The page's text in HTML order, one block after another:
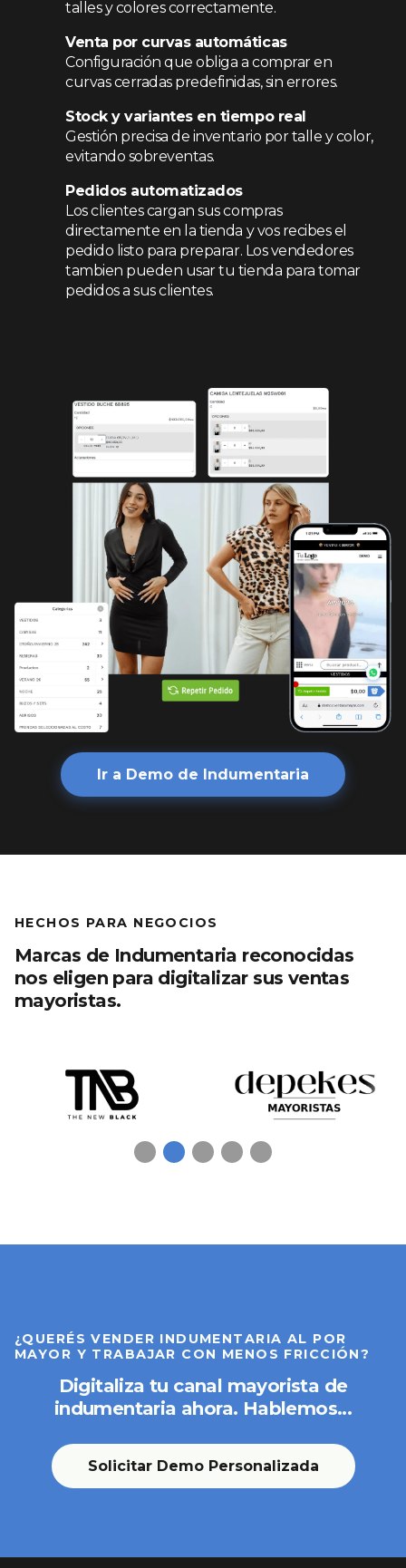
talles y colores correctamente.
Venta por curvas automáticas
Configuración que obliga a comprar en
curvas cerradas predefinidas, sin errores.
Stock y variantes en tiempo real
Gestión precisa de inventario por talle y color,
evitando sobreventas.
Pedidos automatizados
Los clientes cargan sus compras
directamente en la tienda y vos recibes el
pedido listo para preparar. Los vendedores
tambien pueden usar tu tienda para tomar
pedidos a sus clientes.
Ir a Demo de Indumentaria
HECHOS PARA NEGOCIOS
Marcas de Indumentaria reconocidas
nos eligen para digitalizar sus ventas
mayoristas.
¿QUERÉS VENDER INDUMENTARIA AL POR
MAYOR Y TRABAJAR CON MENOS FRICCIÓN?
Digitaliza tu canal mayorista de
indumentaria ahora. Hablemos...
Solicitar Demo Personalizada